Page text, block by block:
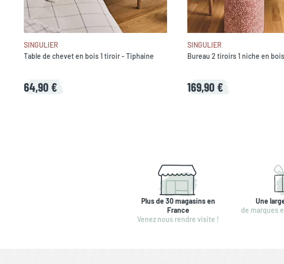
SINGULIER
Table de chevet en bois 1 tiroir - Tiphaine
64,90 €
SINGULIER
Bureau 2 tiroirs 1 niche en
169,90 €
Plus de 30 magasins en
France
Venez nous rendre visite !
Une
de marques